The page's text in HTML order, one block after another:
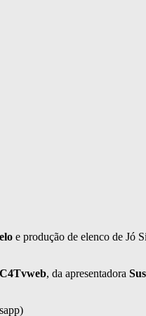
e produção de elenco de Jó
, da apresentadora